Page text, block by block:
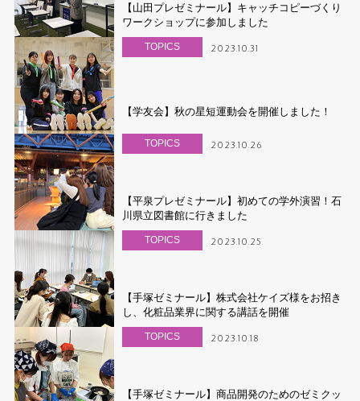
【山田プレゼミナール】キャッチコピーづくり
ワークショップに参加しました
TOPICS 2023.10.31
【学友会】秋の星短運動会を開催しました！
TOPICS 2023.10.26
【平泉プレゼミナール】初めての学外演習！石
川県立図書館に行きました
TOPICS 2023.10.25
【手塚ゼミナール】株式会社ケイズ様をお招き
し、化粧品業界に関する講話を開催
TOPICS 2023.10.18
【手塚ゼミナール】商品開発のためのゼミクッ